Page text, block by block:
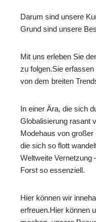
Darum sind unsere
Grund sind unsere
Mit uns erleben Sie
zu folgen.Sie
von dem breiten
In einer Ära, die sich
Globalisierung rasant
Modehaus von großer
die sich so flott
Weltweite Vernetzung
Forst so essenziell.
Hier können wir
erfreuen.Hier können